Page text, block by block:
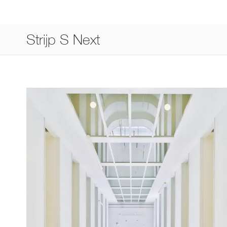
Strijp S Next